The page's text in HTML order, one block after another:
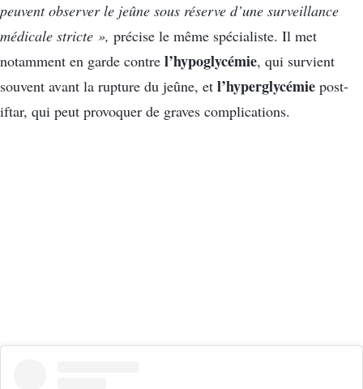
peuvent observer le jeûne sous réserve d’une surveillance
médicale stricte », précise le même spécialiste. Il met
notamment en garde contre l’hypoglycémie, qui survient
souvent avant la rupture du jeûne, et l’hyperglycémie post-
iftar, qui peut provoquer de graves complications.